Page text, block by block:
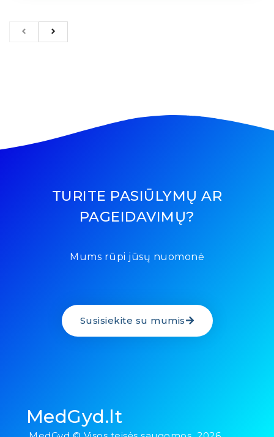
TURITE PASIŪLYMŲ AR
PAGEIDAVIMŲ?
Mums rūpi jūsų nuomonė
Susisiekite su mumis
MedGyd.lt